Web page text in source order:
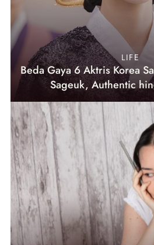
LIFE
Beda Gaya 6 Aktris Korea
Sageuk, Authentic